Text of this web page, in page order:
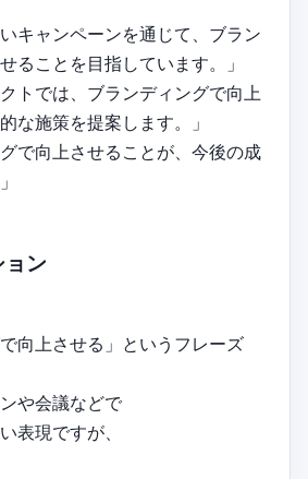
キャンペーンを通じて、ブラン
ることを目指しています。」
トでは、ブランディングで向上
な施策を提案します。」
で向上させることが、今後の成
ン
向上させる」というフレーズ
や会議などで
表現ですが、